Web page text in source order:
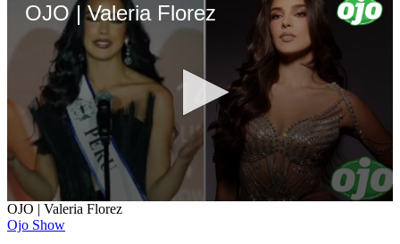
OJO | Valeria Florez
0
seconds
of
OJO | Valeria Florez
Ojo Show